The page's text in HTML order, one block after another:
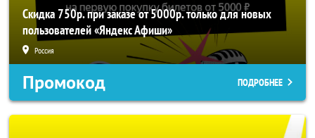
Скидка 750р. при заказе от 5000р. только для новых
пользователей «Яндекс Афиши»
Россия
Промокод ПОДРОБНЕЕ